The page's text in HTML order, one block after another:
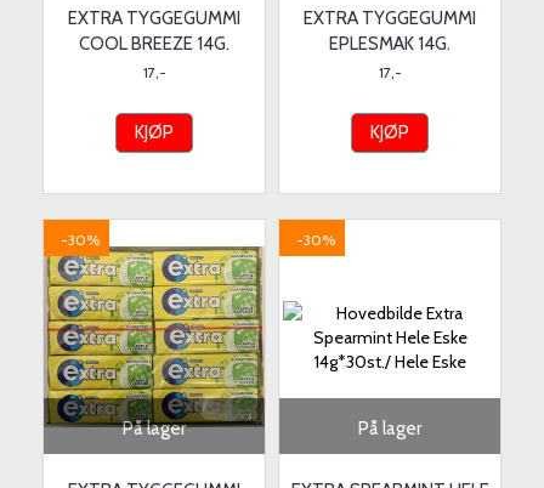
EXTRA TYGGEGUMMI
COOL BREEZE 14G.
17,-
KJØP
EXTRA TYGGEGUMMI
EPLESMAK 14G.
17,-
KJØP
På lager
-30%
På lager
-30%